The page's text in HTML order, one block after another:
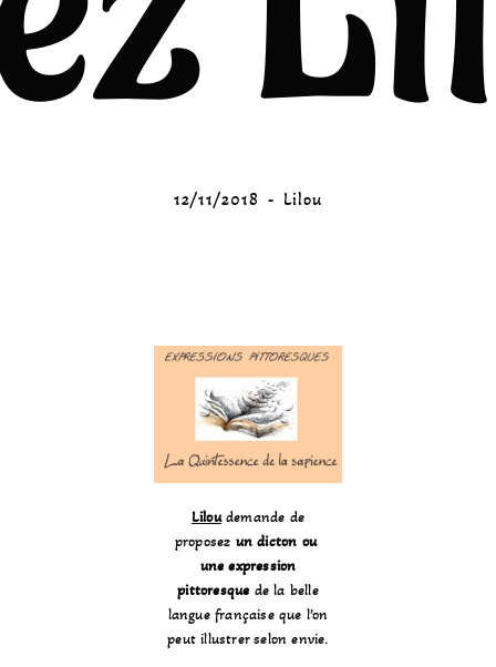
12/11/2018 Lilou
Liloudemande de
proposez un dicton ou
uneexpression
pittoresque de la belle
langue française que l’on
peut illustrer selon envie.